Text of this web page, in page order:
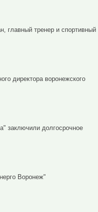
главный тренер и спортивный
директора воронежского
заключили долгосрочное
Воронеж"